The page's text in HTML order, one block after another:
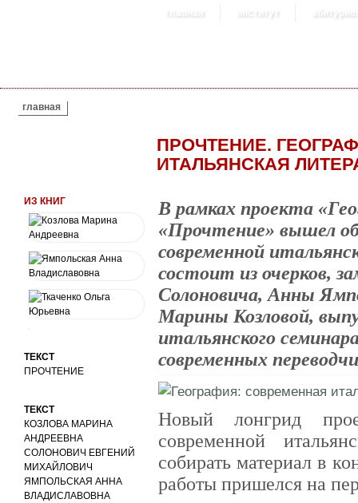
главная институт
ВЫ ЗДЕСЬ
главная
ПРОЧТЕНИЕ.
ИТАЛЬЯНСКАЯ
ИЗ КНИГ
ТЕКСТ
ПРОЧТЕНИЕ
ТЕКСТ
КОЗЛОВА МАРИНА
АНДРЕЕВНА
СОЛОНОВИЧ ЕВГЕНИЙ
МИХАЙЛОВИЧ
ЯМПОЛЬСКАЯ АННА
ВЛАДИСЛАВОВНА
В рамках проекта
«Прочтение» вышел
современной
состоит из очерков,
Солоновича, Анны
Марины Козловой,
итальянского
современных
Новый лонгрид
современной
собирать материал в
работы пришелся на